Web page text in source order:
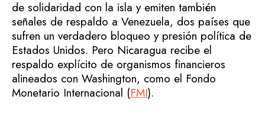
de solidaridad con la isla y emiten también
señales de respaldo a Venezuela, dos países que
sufren un verdadero bloqueo y presión política de
Estados Unidos. Pero Nicaragua recibe el
respaldo explícito de organismos financieros
alineados con Washington, como el Fondo
Monetario Internacional (FMI).